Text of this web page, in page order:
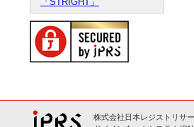
株式会社日本レジストリサ